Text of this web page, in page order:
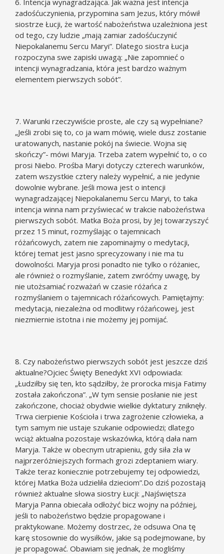
6. Intencja wynagradzająca. Jak ważna jest intencja
zadośćuczynienia, przypomina sam Jezus, który mówił
siostrze Łucji, że wartość nabożeństwa uzależniona jest
od tego, czy ludzie „mają zamiar zadośćuczynić
Niepokalanemu Sercu Maryi”. Dlatego siostra Łucja
rozpoczyna swe zapiski uwagą: „Nie zapomnieć o
intencji wynagradzania, która jest bardzo ważnym
elementem pierwszych sobót”.
7. Warunki rzeczywiście proste, ale czy są wypełniane?
„Jeśli zrobi się to, co ja wam mówię, wiele dusz zostanie
uratowanych, nastanie pokój na świecie. Wojna się
skończy”- mówi Maryja. Trzeba zatem wypełnić to, o co
prosi Niebo. Prośba Maryi dotyczy czterech warunków,
zatem wszystkie cztery należy wypełnić, a nie jedynie
dowolnie wybrane. Jeśli mowa jest o intencji
wynagradzającej Niepokalanemu Sercu Maryi, to taka
intencja winna nam przyświecać w trakcie nabożeństwa
pierwszych sobót. Matka Boża prosi, by Jej towarzyszyć
przez 15 minut, rozmyślając o tajemnicach
różańcowych, zatem nie zapominajmy o medytacji,
której temat jest jasno sprecyzowany i nie ma tu
dowolności. Maryja prosi ponadto nie tylko o różaniec,
ale również o rozmyślanie, zatem zwróćmy uwagę, by
nie utożsamiać rozważań w czasie różańca z
rozmyślaniem o tajemnicach różańcowych. Pamiętajmy:
medytacja, niezależna od modlitwy różańcowej, jest
niezmiernie istotna i nie możemy jej pomijać.
8. Czy nabożeństwo pierwszych sobót jest jeszcze dziś
aktualne?Ojciec Święty Benedykt XVI odpowiada:
„Łudziłby się ten, kto sądziłby, że prorocka misja Fatimy
została zakończona”. „W tym sensie posłanie nie jest
zakończone, chociaż obydwie wielkie dyktatury zniknęły.
Trwa cierpienie Kościoła i trwa zagrożenie człowieka, a
tym samym nie ustaje szukanie odpowiedzi; dlatego
wciąż aktualna pozostaje wskazówka, którą dała nam
Maryja. Także w obecnym utrapieniu, gdy siła zła w
najprzeróżniejszych formach grozi zdeptaniem wiary.
Także teraz koniecznie potrzebujemy tej odpowiedzi,
której Matka Boża udzieliła dzieciom”.Do dziś pozostają
również aktualne słowa siostry Łucji: „Najświętsza
Maryja Panna obiecała odłożyć bicz wojny na później,
jeśli to nabożeństwo będzie propagowane i
praktykowane. Możemy dostrzec, że odsuwa Ona tę
karę stosownie do wysiłków, jakie są podejmowane, by
je propagować. Obawiam się jednak, że mogliśmy